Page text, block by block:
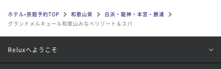
ホテル•旅館予約TOP 和歌山県
白浜・龍神・本宮・勝浦
グランドメルキュール和歌山みなべリゾート＆スパ
Reluxへようこそ